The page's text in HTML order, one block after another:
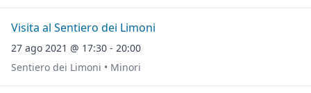
Visita al Sentiero dei Limoni
27 ago 2021 @ 17:30 - 20:00
Sentiero dei Limoni • Minori